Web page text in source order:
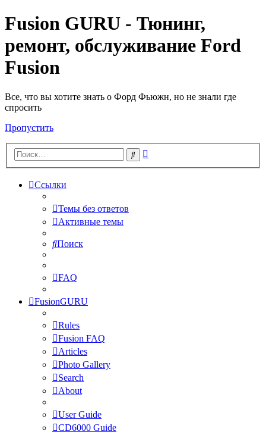
Fusion GURU - Тюнинг,
ремонт, обслуживание Ford
Fusion
Все, что вы хотите знать о Форд Фьюжн, но не знали где
спросить
Пропустить
Поиск
Ссылки
Темы без ответов
Активные темы
Поиск
FAQ
FusionGURU
Rules
Fusion FAQ
Articles
Photo Gallery
Search
About
User Guide
CD6000 Guide